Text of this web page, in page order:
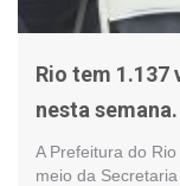
Rio tem 1.137
nesta
A Prefeitura do
meio da